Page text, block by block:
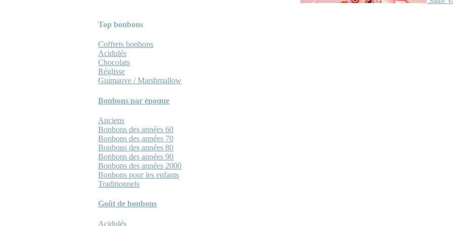
Top bonbons
Coffrets bonbons
Acidulés
Chocolats
Réglisse
Guimauve / Marshmallow
Bonbons par époque
Anciens
Bonbons des années 60
Bonbons des années 70
Bonbons des années 80
Bonbons des années 90
Bonbons des années 2000
Bonbons pour les enfants
Traditionnels
Goût de bonbons
Acidulés